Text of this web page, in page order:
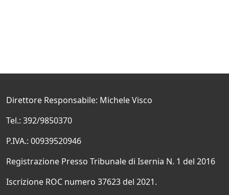
Direttore Responsabile: Michele Visco
Tel.: 392/9850370
P.IVA.: 00939520946
Registrazione Presso Tribunale di Isernia N. 1 del 2016
Iscrizione ROC numero 37623 del 2021.